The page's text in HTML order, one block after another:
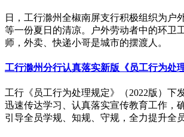
日，工行滁州全椒南屏支行积极组织为户
等一份夏日的清凉。户外劳动者中的环卫
师，外卖、快递小哥是城市的摆渡人。
工行滁州分行认真落实新版《员工行为处
工行《员工行为处理规定》（2022版）下
迅速传达学习、认真落实宣传教育工作，
引导全员学规、知规、守规，全力提升全